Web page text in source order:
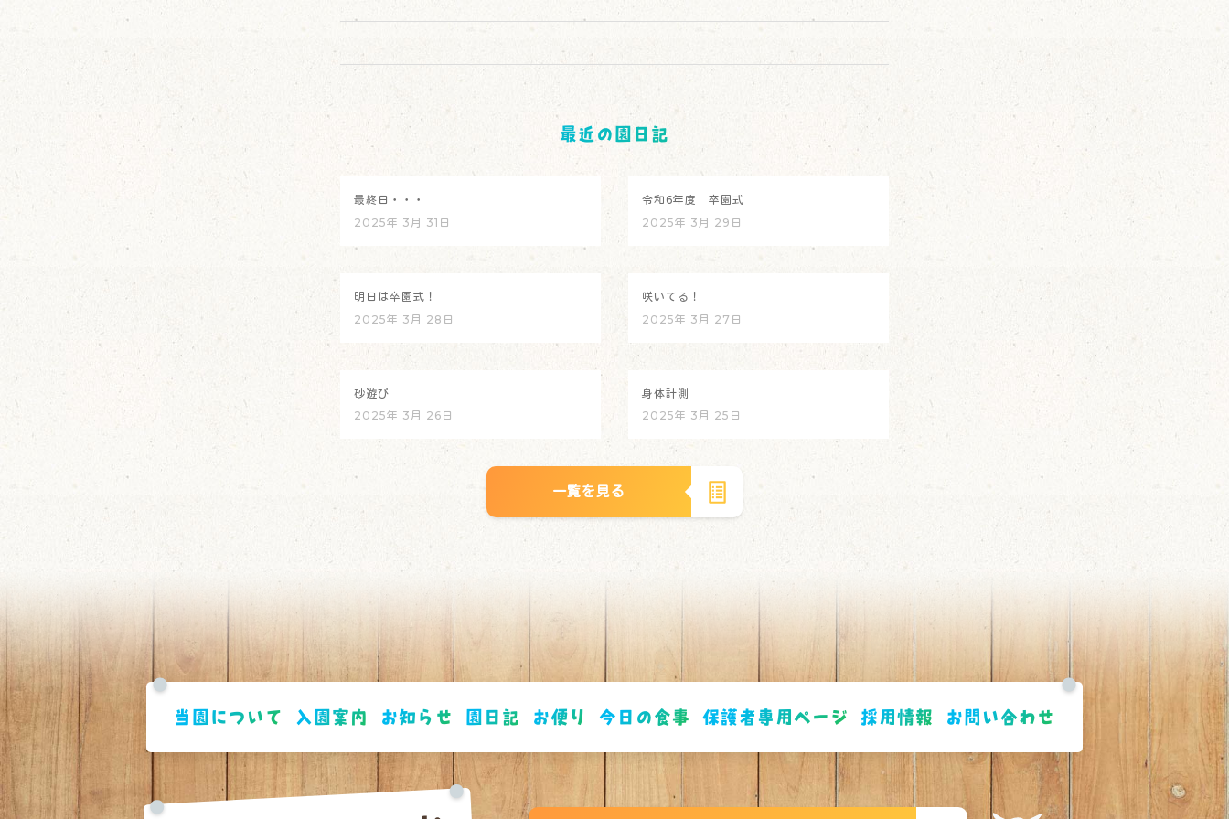
最近の園日記
最終日・・・
2025年 3月 31日
令和6年度 卒園式
2025年 3月 29日
明日は卒園式！
2025年 3月 28日
咲いてる！
2025年 3月 27日
砂遊び
2025年 3月 26日
身体計測
2025年 3月 25日
一覧を見る
当園について 入園案内 お知らせ 園日記 お便り 今日の食事 保護者専用ページ 採用情報 お問い合わせ